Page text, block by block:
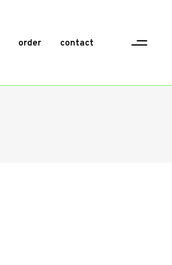
order contact